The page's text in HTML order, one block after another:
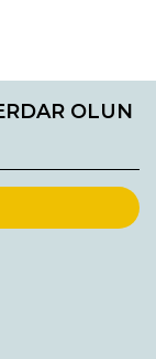
formunu
OLUN